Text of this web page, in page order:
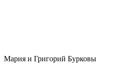
Мария и Григорий Бурковы